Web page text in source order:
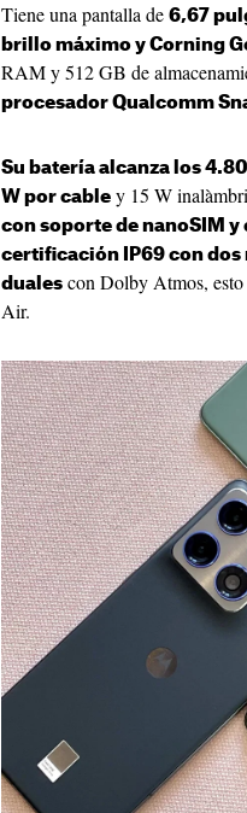
Tiene una pantalla de 6,67
brillo máximo y Corning
RAM y 512 GB de
procesador Qualcomm
Su batería alcanza los
W por cable y 15 W
con soporte de nanoSIM y
certificación IP69 con
duales con Dolby Atmos,
Air.